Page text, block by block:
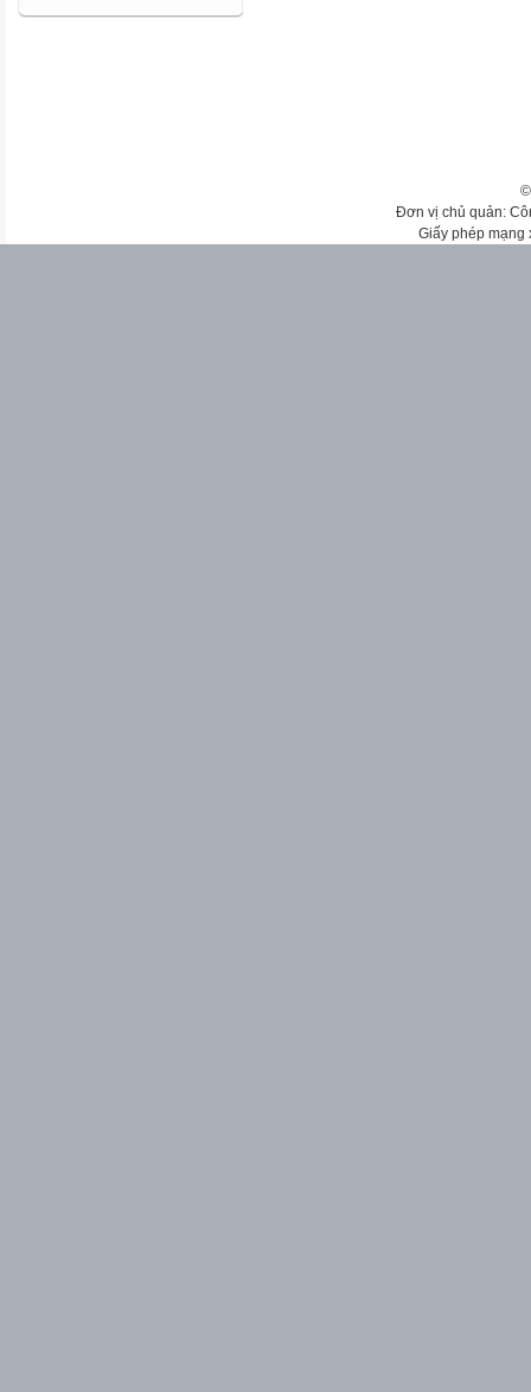
Đơn vị chủ quản:
Giấy phép mạng